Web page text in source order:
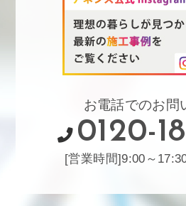
お電話でのお問
0120-
[営業時間]9:00～